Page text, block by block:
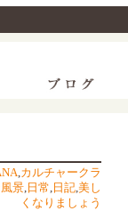
,カルチャークラ
景, 日常, 日記,美し
くなりましょう